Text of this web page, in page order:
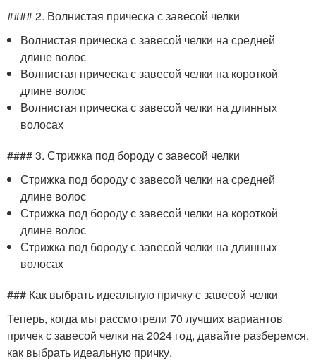
#### 2. Волнистая прическа с завесой челки
Волнистая прическа с завесой челки на средней
длине волос
Волнистая прическа с завесой челки на короткой
длине волос
Волнистая прическа с завесой челки на длинных
волосах
#### 3. Стрижка под бороду с завесой челки
Стрижка под бороду с завесой челки на средней
длине волос
Стрижка под бороду с завесой челки на короткой
длине волос
Стрижка под бороду с завесой челки на длинных
волосах
### Как выбрать идеальную причку с завесой челки
Теперь, когда мы рассмотрели 70 лучших вариантов
причек с завесой челки на 2024 год, давайте разберемся,
как выбрать идеальную причку.